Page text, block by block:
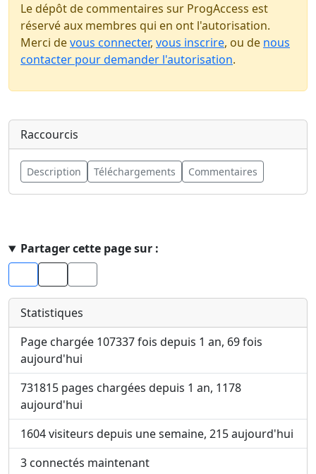
Raccourcis
Description Téléchargements Commentaires
Le dépôt de commentaires sur ProgAccess est
réservé aux membres qui en ont l'autorisation.
Merci devous connecter, vous inscrire, ou de nous
contacter pour demander l'autorisation.
Partager cette page sur :
Facebook
Statistiques
Page chargée 107337 fois depuis 1 an, 69 fois
aujourd'hui
731815 pages chargées depuis 1 an, 1178
aujourd'hui
1604 visiteurs depuis une semaine, 215 aujourd'hui
3 connectés maintenant